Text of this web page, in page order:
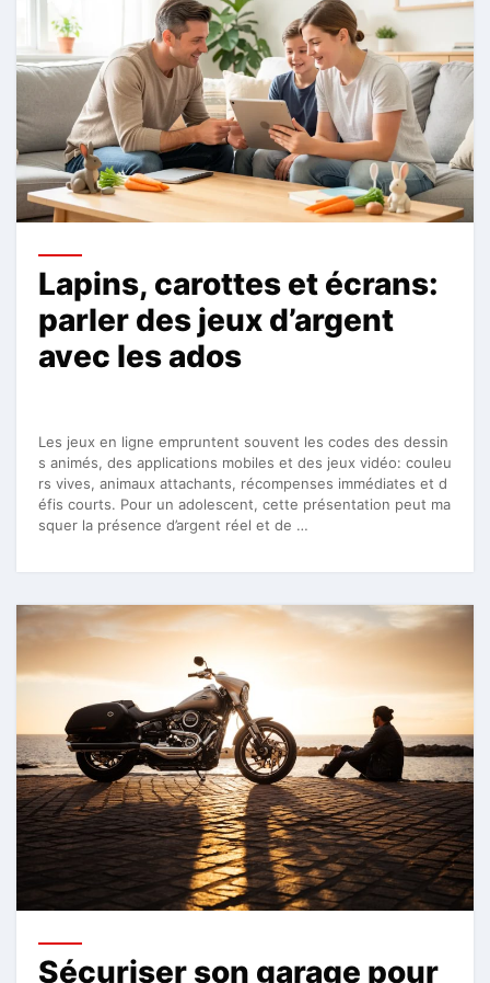
Lapins, carottes et écrans:
parler des jeux d’argent
avec les ados
Les jeux en ligne empruntent souvent les codes des dessin
s animés, des applications mobiles et des jeux vidéo: couleu
rs vives, animaux attachants, récompenses immédiates et d
éfis courts. Pour un adolescent, cette présentation peut ma
squer la présence d’argent réel et de …
Sécuriser son garage pour